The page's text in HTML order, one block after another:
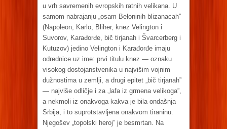
u vrh savremenih evropskih ratnih velikana. U
samom nabrajanju „osam Beloninih blizanacah”
(Napoleon, Karlo, Bliher, knez Velington i
Suvorov, Karađorđe, bič tirjanah i Švarcerberg i
Kutuzov) jedino Velington i Karađorđe imaju
odrednice uz ime: prvi titulu knez — oznaku
visokog dostojanstvenika u najvišim vojnim
dužnostima u zemlji, a drugi epitet „bič tirjanah”
— najviše odličje i za „lafa iz grmena velikoga”,
a nekmoli iz onakvoga kakva je bila ondašnja
Srbija, i to suprotstavljena onakvom tiraninu.
Njegošev „topolski heroj” je besmrtan. Na